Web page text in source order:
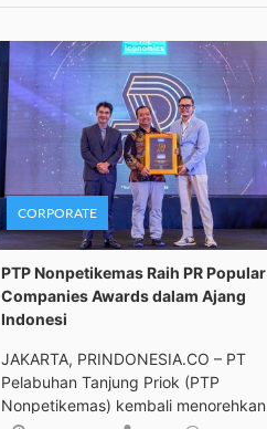
CORPORATE
PTP Nonpetikemas Raih PR Popular
Companies Awards dalam Ajang
Indonesi
JAKARTA, PRINDONESIA.CO – PT
Pelabuhan Tanjung Priok (PTP
Nonpetikemas) kembali menorehkan